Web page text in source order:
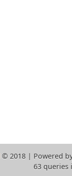
© 2018 | Powered
63 queries